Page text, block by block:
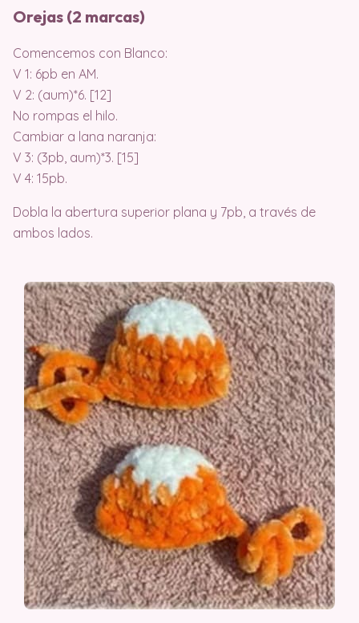
Orejas (2 marcas)
Comencemos con Blanco:
V 1: 6pb en AM.
V 2: (aum)*6. [12]
No rompas el hilo.
Cambiar a lana naranja:
V 3: (3pb, aum)*3. [15]
V 4: 15pb.
Dobla la abertura superior plana y 7pb, a través de
ambos lados.